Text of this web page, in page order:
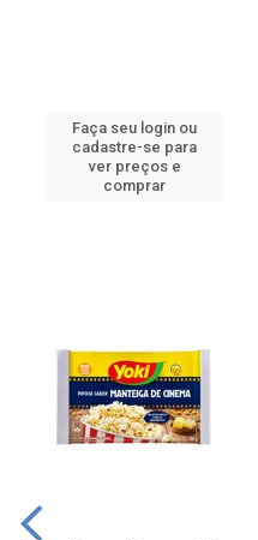
Faça seu login ou
cadastre-se para
ver preços e
comprar